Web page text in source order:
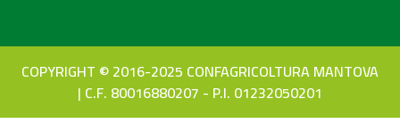
COPYRIGHT © 2016-2025 CONFAGRICOLTURA MANTOVA
| C.F. 80016880207 - P.I. 01232050201